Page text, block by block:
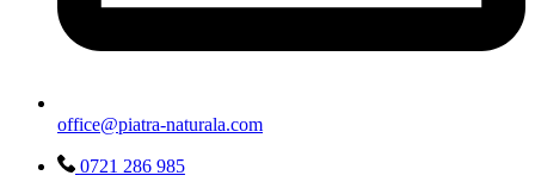
office@piatra-naturala.com
0721 286 985